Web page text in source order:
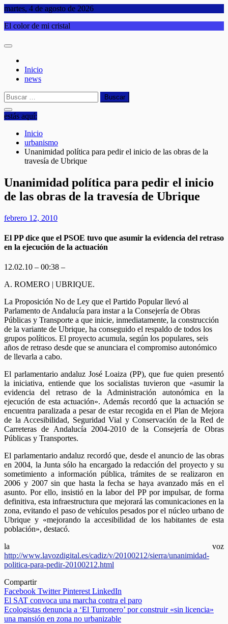
Saltar
contenido
martes, 4 de agosto de 2026
El color de mi cristal
Inicio
news
Buscar:
estás aquí:
Inicio
urbanismo
Unanimidad política para pedir el inicio de las obras de la
travesía de Ubrique
Unanimidad política para pedir el inicio
de las obras de la travesía de Ubrique
febrero 12, 2010
El PP dice que el PSOE tuvo que asumir la evidencia del retraso
en la ejecución de la actuación
12.02.10 – 00:38 –
A. ROMERO | UBRIQUE.
La Proposición No de Ley que el Partido Popular llevó al
Parlamento de Andalucía para instar a la Consejería de Obras
Públicas y Transporte a que inicie, inmediatamente, la construcción
de la variante de Ubrique, ha conseguido el respaldo de todos los
grupos políticos. El proyecto acumula, según los populares, seis
años de retraso desde que se anunciara el compromiso autonómico
de llevarla a cabo.
El parlamentario andaluz José Loaiza (PP), que fue quien presentó
la iniciativa, entiende que los socialistas tuvieron que «asumir la
evidencia del retraso de la Administración autonómica en la
ejecución de esta actuación». Además recordó que la actuación se
encuentra paralizada a pesar de estar recogida en el Plan de Mejora
de la Accesibilidad, Seguridad Vial y Conservación de la Red de
Carreteras de Andalucía 2004-2010 de la Consejería de Obras
Públicas y Transportes.
El parlamentario andaluz recordó que, desde el anuncio de las obras
en 2004, la Junta sólo ha encargado la redacción del proyecto y su
sometimiento a información pública, trámites de se realizaron en
2006 y 2007 sin que hasta la fecha se haya avanzado más en el
asunto. Por ello, insistió en la labor del PP por impulsar, de forma
definitiva, esta infraestructura que mejorará las comunicaciones en la
zona, evitando el paso de vehículos pesados por el núcleo urbano de
Ubrique y «mejorando la accesibilidad de los habitantes de esta
población», destacó.
la voz
http://www.lavozdigital.es/cadiz/v/20100212/sierra/unanimidad-
politica-para-pedir-20100212.html
Compartir
Facebook TwitterPinterest LinkedIn
Navegación
de
El SAT convoca una marcha contra el paro
Ecologistas denuncia a ‘El Turronero’ por construir «sin licencia»
una mansión en zona no urbanizable